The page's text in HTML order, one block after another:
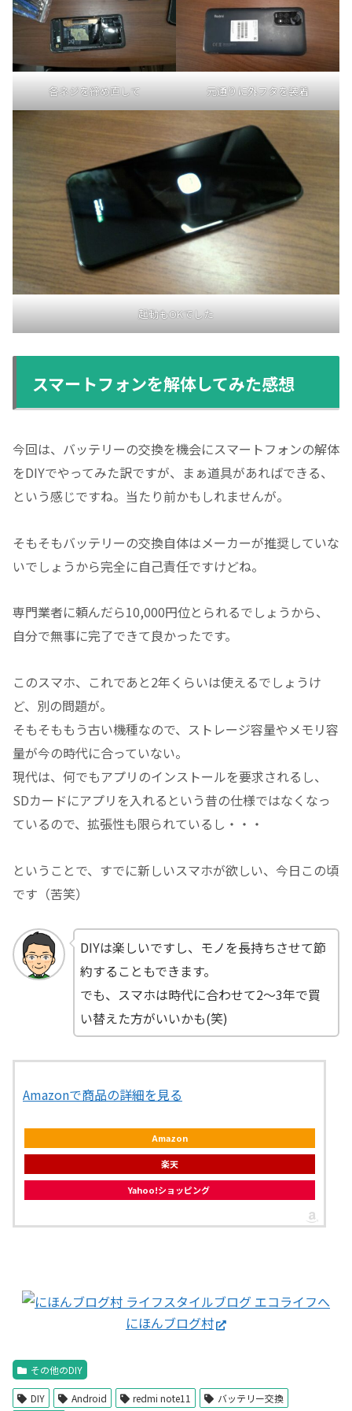
各ネジを締め直して 元通りに外フタを装着
起動もOKでした
スマートフォンを解体してみた感想
今回は、バッテリーの交換を機会にスマートフォンの解体
をDIYでやってみた訳ですが、まぁ道具があればできる、
という感じですね。当たり前かもしれませんが。
そもそもバッテリーの交換自体はメーカーが推奨していな
いでしょうから完全に自己責任ですけどね。
専門業者に頼んだら10,000円位とられるでしょうから、
自分で無事に完了できて良かったです。
このスマホ、これであと2年くらいは使えるでしょうけ
ど、別の問題が。
そもそももう古い機種なので、ストレージ容量やメモリ容
量が今の時代に合っていない。
現代は、何でもアプリのインストールを要求されるし、
SDカードにアプリを入れるという昔の仕様ではなくなっ
ているので、拡張性も限られているし・・・
ということで、すでに新しいスマホが欲しい、今日この頃
です（苦笑）
DIYは楽しいですし、モノを長持ちさせて節
約することもできます。
でも、スマホは時代に合わせて2～3年で買
い替えた方がいいかも(笑)
Amazonで商品の詳細を見る
Amazon
楽天
Yahoo!ショッピング
にほんブログ村
その他のDIY
DIY Android redmi note11
バッテリー交換